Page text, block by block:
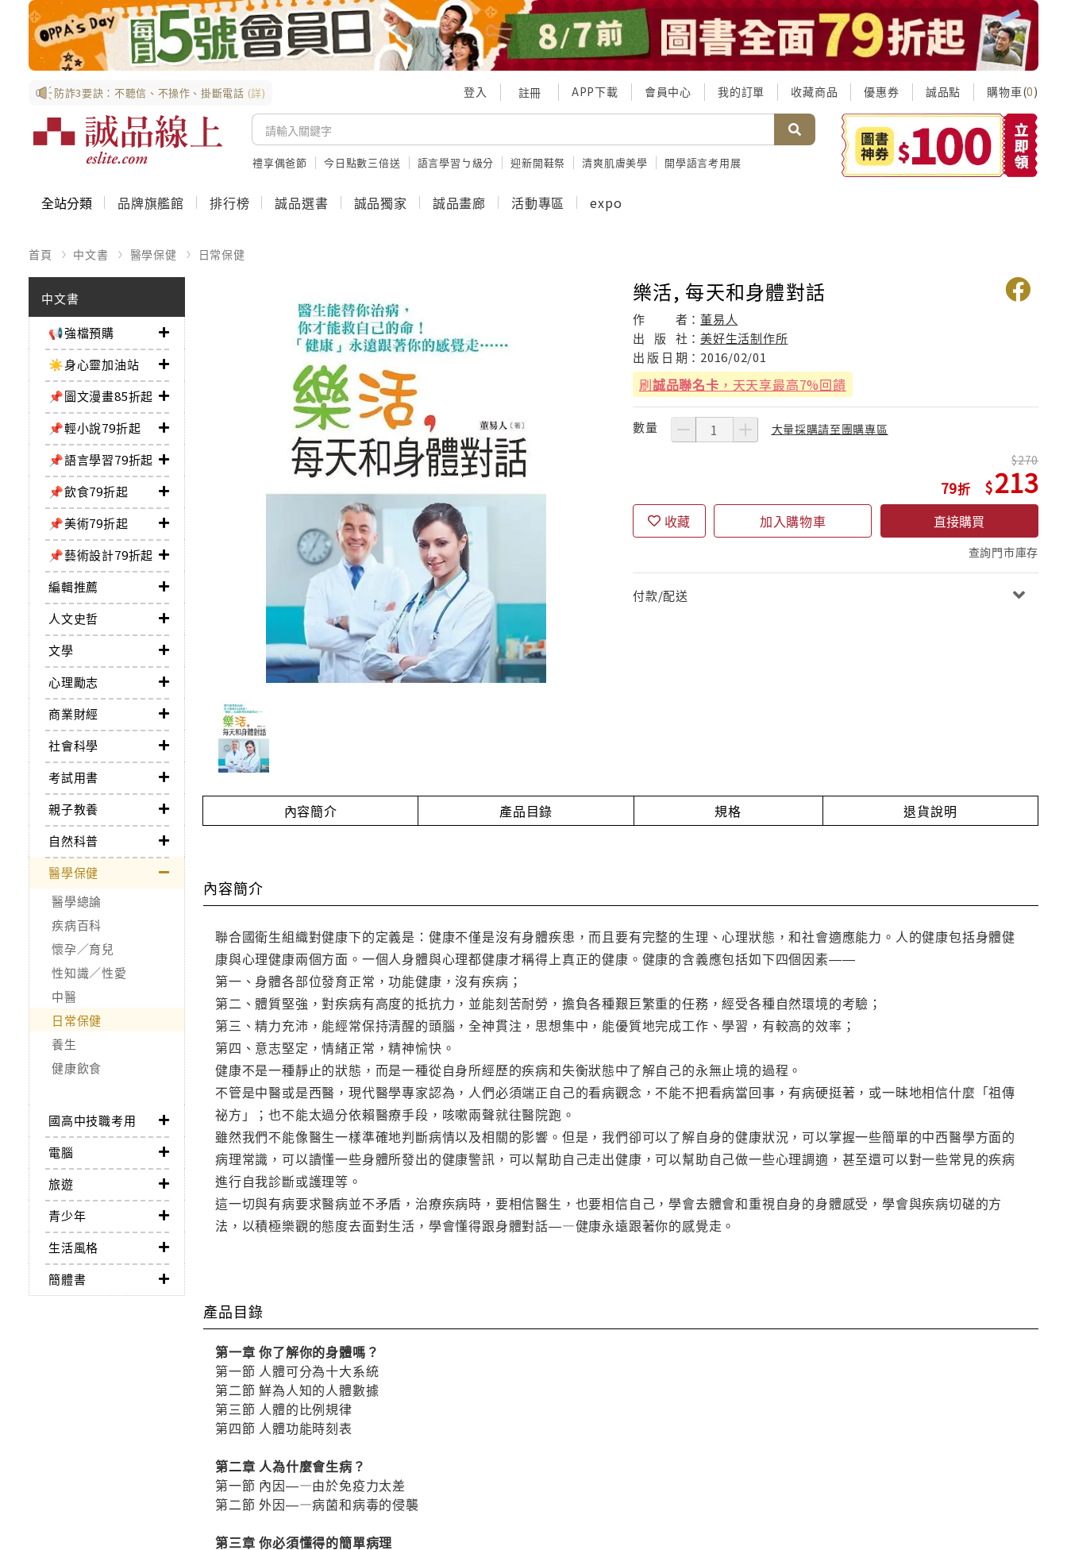
防詐3要訣：不聽信、不操作、掛斷電話 (詳) 登入 註冊 APP下載 會員中心 我的訂單 收藏商品 優惠券 誠品點 購物車(0)
禮享偶爸節 今日點數三倍送 語言學習ㄅ級分 迎新開鞋祭 清爽肌膚美學 開學語言考用展
全站分類 品牌旗艦館 排行榜 誠品選書 誠品獨家 誠品畫廊 活動專區 expo
首頁 中文書 醫學保健 日常保健
中文書
📢強檔預購
☀️身心靈加油站
📌圖文漫畫85折起
📌輕小說79折起
📌語言學習79折起
📌飲食79折起
📌美術79折起
📌藝術設計79折起
編輯推薦
人文史哲
文學
心理勵志
商業財經
社會科學
考試用書
親子教養
自然科普
醫學保健
醫學總論
疾病百科
懷孕／育兒
性知識／性愛
中醫
日常保健
養生
健康飲食
國高中技職考用
電腦
旅遊
青少年
生活風格
簡體書
樂活, 每天和身體對話
作 者： 董易人
出
版 社：美好生活制作所
出 版 日 期： 2016/02/01
刷誠品聯名卡 ，天天享最高7%回饋
數量 大量採購請至團購專區
79
270
213
收藏 加入購物車 直接購買
查詢門市庫存
付款/配送
內容簡介 產品目錄 規格 退貨說明
內容簡介
聯合國衛生組織對健康下的定義是：健康不僅是沒有身體疾患，而且要有完整的生理、心理狀態，和社會適應能力。人的健康包括身體健
康與心理健康兩個方面。一個人身體與心理都健康才稱得上真正的健康。健康的含義應包括如下四個因素――
第一、身體各部位發育正常，功能健康，沒有疾病；
第二、體質堅強，對疾病有高度的抵抗力，並能刻苦耐勞，擔負各種艱巨繁重的任務，經受各種自然環境的考驗；
第三、精力充沛，能經常保持清醒的頭腦，全神貫注，思想集中，能優質地完成工作、學習，有較高的效率；
第四、意志堅定，情緒正常，精神愉快。
健康不是一種靜止的狀態，而是一種從自身所經歷的疾病和失衡狀態中了解自己的永無止境的過程。
不管是中醫或是西醫，現代醫學專家認為，人們必須端正自己的看病觀念，不能不把看病當回事，有病硬挺著，或一昧地相信什麼「祖傳
祕方」；也不能太過分依賴醫療手段，咳嗽兩聲就往醫院跑。
雖然我們不能像醫生一樣準確地判斷病情以及相關的影響。但是，我們卻可以了解自身的健康狀況，可以掌握一些簡單的中西醫學方面的
病理常識，可以讀懂一些身體所發出的健康警訊，可以幫助自己走出健康，可以幫助自己做一些心理調適，甚至還可以對一些常見的疾病
進行自我診斷或護理等。
這一切與有病要求醫病並不矛盾，治療疾病時，要相信醫生，也要相信自己，學會去體會和重視自身的身體感受，學會與疾病切磋的方
法，以積極樂觀的態度去面對生活，學會懂得跟身體對話―—健康永遠跟著你的感覺走。
產品目錄
第一章 你了解你的身體嗎？
第一節 人體可分為十大系統
第二節 鮮為人知的人體數據
第三節 人體的比例規律
第四節 人體功能時刻表
第二章 人為什麼會生病？
第一節 內因―—由於免疫力太差
第二節 外因―—病菌和病毒的侵襲
第三章 你必須懂得的簡單病理